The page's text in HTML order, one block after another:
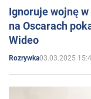
Ignoruje wojnę
na Oscarach
Wideo
Rozrywka03.03.2025